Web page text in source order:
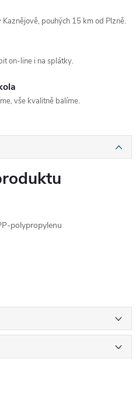
pouhých 15 km od Plzně.
on-line i na splátky.
vše kvalitně balíme.
polypropylenu